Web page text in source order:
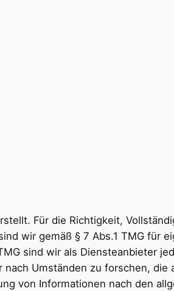
Für die Richtigkeit,
wir gemäß § 7 Abs.1 TMG für
sind wir als Diensteanbieter
Umständen zu forschen,
von Informationen nach den